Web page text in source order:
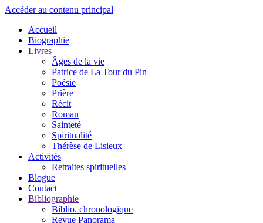
Accéder au contenu principal
Accueil
Biographie
Livres
Âges de la vie
Patrice de La Tour du Pin
Poésie
Prière
Récit
Roman
Sainteté
Spiritualité
Thérèse de Lisieux
Activités
Retraites spirituelles
Blogue
Contact
Bibliographie
Biblio. chronologique
Revue Panorama